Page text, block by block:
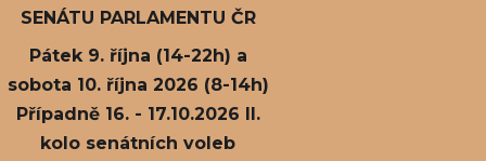
SENÁTU PARLAMENTU ČR
Pátek 9. října (14-22h) a
sobota 10. října 2026 (8-14h)
Případně 16. - 17.10.2026 II.
kolo senátních voleb